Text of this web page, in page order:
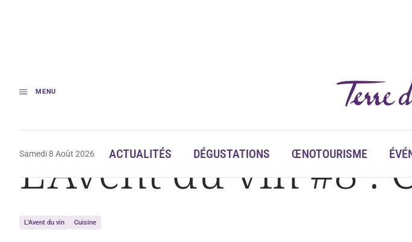
MENU
Samedi 8 Août 2026 ACTUALITÉS DÉGUSTATIONS ŒNOTOURISME
Accueil L’Avent du vin #8 : Cuisine en couleur
L’Avent du vin #8 :
L'Avent du vin Cuisine